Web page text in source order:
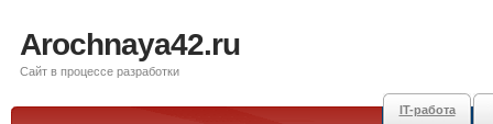
Arochnaya42.ru
Сайт в процессе разработки
IT-работа